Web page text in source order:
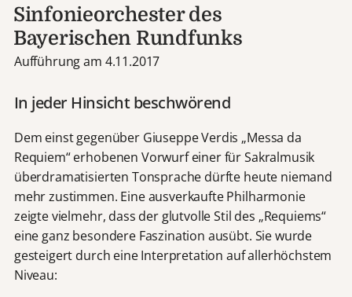
Sinfonieorchester des
Bayerischen Rundfunks
Aufführung am 4.11.2017
In jeder Hinsicht beschwörend
Dem einst gegenüber Giuseppe Verdis „Messa da
Requiem“ erhobenen Vorwurf einer für Sakralmusik
überdramatisierten Tonsprache dürfte heute niemand
mehr zustimmen. Eine ausverkaufte Philharmonie
zeigte vielmehr, dass der glutvolle Stil des „Requiems“
eine ganz besondere Faszination ausübt. Sie wurde
gesteigert durch eine Interpretation auf allerhöchstem
Niveau: